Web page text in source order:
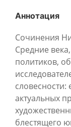
Аннотация
Сочинения
Средние
политиков,
словесности:
актуальных
блестящего